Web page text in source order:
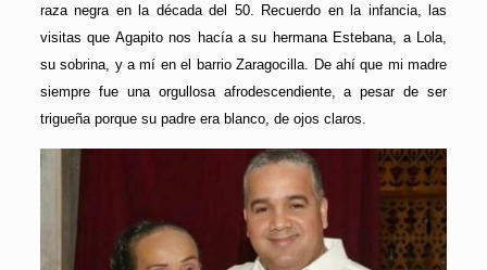
raza negra en la década del 50. Recuerdo en la infancia, las
visitas que Agapito nos hacía a su hermana Estebana, a Lola,
su sobrina, y a mí en el barrio Zaragocilla. De ahí que mi madre
siempre fue una orgullosa afrodescendiente, a pesar de ser
trigueña porque su padre era blanco, de ojos claros.